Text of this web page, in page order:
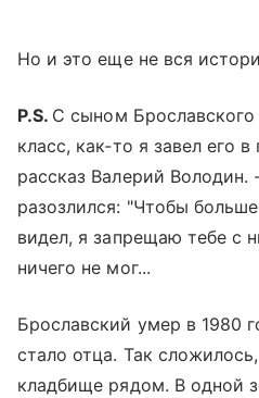
Но и это еще не вся
P.S. С сыном
класс, как-то я завел его в
рассказ Валерий
разозлился: "Чтобы
видел, я запрещаю тебе с
ничего не мог...
Брославский умер в 1980
стало отца. Так
кладбище рядом. В одной